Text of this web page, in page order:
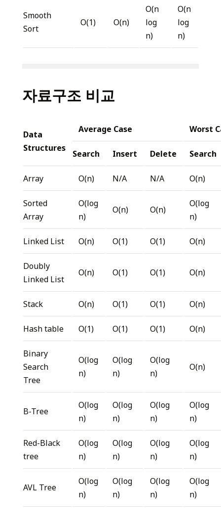
Smooth
Sort
O(1) O(n)
O(n
log
n)
O(n
log
n)
자료구조 비교
Data
Structures
Average Case Worst
Search Insert Delete Search
Array O(n) N/A N/A O(n)
Sorted
Array
O(log
n)
O(n) O(n)
O(log
n)
Linked List O(n) O(1) O(1) O(n)
Doubly
Linked List
O(n) O(1) O(1) O(n)
Stack O(n) O(1) O(1) O(n)
Hash table O(1) O(1) O(1) O(n)
Binary
Search
Tree
O(log
n)
O(log
n)
O(log
n)
O(n)
B-Tree
O(log
n)
O(log
n)
O(log
n)
O(log
n)
Red-Black
tree
O(log
n)
O(log
n)
O(log
n)
O(log
n)
AVL Tree
O(log
n)
O(log
n)
O(log
n)
O(log
n)